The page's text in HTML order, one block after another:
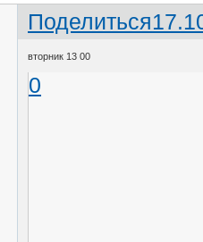
Поделиться
вторник 13 00
0